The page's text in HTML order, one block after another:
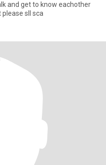
and get to know eachother
sll sca